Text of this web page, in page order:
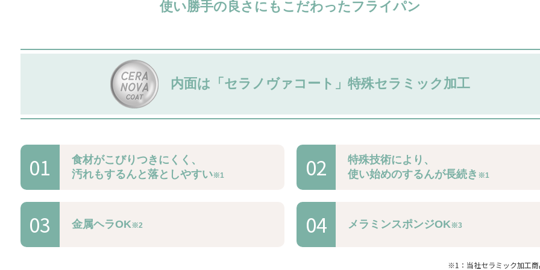
使い勝手の良さにも こだわったフライパン
内面は「セラノヴァコート」特殊セラミック加工
01
食材がこびりつきにくく、
汚れもするんと落としやすい※1 02
特殊技術により、
使い始めのするんが長続き ※1
03 金属ヘラOK※2 04 メラミンスポンジOK※3
※1：当社セラミック加工